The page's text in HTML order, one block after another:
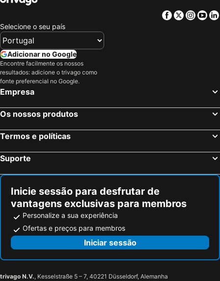
Facebook
Twitter
Selecione o seu país
Adicionar no Google
Encontre facilmente os nossos
resultados: adicione o trivago como
fonte preferencial no Google.
Empresa
Os nossos produtos
Termos e políticas
Suporte
Inicie sessão para desfrutar de
vantagens exclusivas para membros
Personalize a sua experiência
Ofertas e preços para membros
Iniciar sessão
trivago N.V., Kesselstraße 5 – 7, 40221 Düsseldorf, Alemanha